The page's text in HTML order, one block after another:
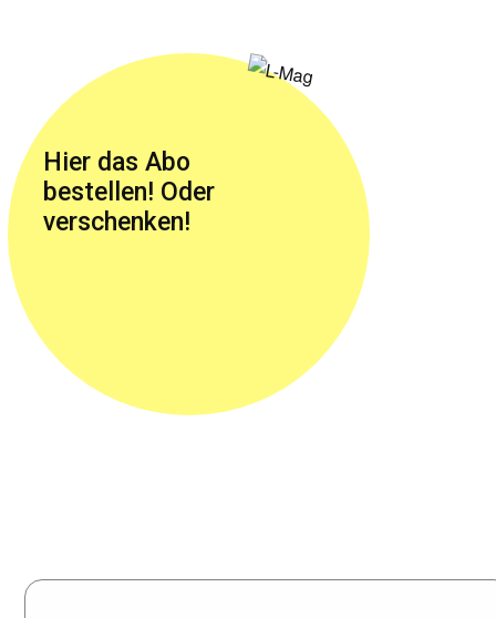
Hier das Abo
bestellen! Oder
verschenken!